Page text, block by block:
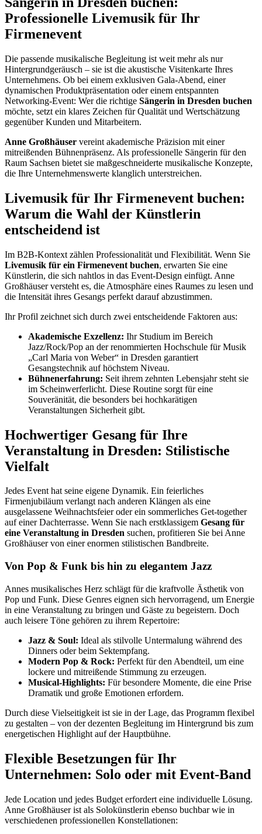
Professionelle Livemusik für Ihr
Firmenevent
Die passende musikalische Begleitung ist weit mehr als nur
Hintergrundgeräusch – sie ist die akustische Visitenkarte Ihres
Unternehmens. Ob bei einem exklusiven Gala-Abend, einer
dynamischen Produktpräsentation oder einem entspannten
Networking-Event: Wer die richtige Sängerin in Dresden buchen
möchte, setzt ein klares Zeichen für Qualität und Wertschätzung
gegenüber Kunden und Mitarbeitern.
Anne Großhäuser vereint akademische Präzision mit einer
mitreißenden Bühnenpräsenz. Als professionelle Sängerin für den
Raum Sachsen bietet sie maßgeschneiderte musikalische Konzepte,
die Ihre Unternehmenswerte klanglich unterstreichen.
Livemusik für Ihr Firmenevent buchen:
Warum die Wahl der Künstlerin
entscheidend ist
Im B2B-Kontext zählen Professionalität und Flexibilität. Wenn Sie
Livemusik für ein Firmenevent buchen, erwarten Sie eine
Künstlerin, die sich nahtlos in das Event-Design einfügt. Anne
Großhäuser versteht es, die Atmosphäre eines Raumes zu lesen und
die Intensität ihres Gesangs perfekt darauf abzustimmen.
Ihr Profil zeichnet sich durch zwei entscheidende Faktoren aus:
Akademische Exzellenz: Ihr Studium im Bereich
Jazz/Rock/Pop an der renommierten Hochschule für Musik
„Carl Maria von Weber“ in Dresden garantiert
Gesangstechnik auf höchstem Niveau.
Bühnenerfahrung: Seit ihrem zehnten Lebensjahr steht sie
im Scheinwerferlicht. Diese Routine sorgt für eine
Souveränität, die besonders bei hochkarätigen
Veranstaltungen Sicherheit gibt.
Hochwertiger Gesang für Ihre
Veranstaltung in Dresden: Stilistische
Vielfalt
Jedes Event hat seine eigene Dynamik. Ein feierliches
Firmenjubiläum verlangt nach anderen Klängen als eine
ausgelassene Weihnachtsfeier oder ein sommerliches Get-together
auf einer Dachterrasse. Wenn Sie nach erstklassigem Gesang für
eine Veranstaltung in Dresden suchen, profitieren Sie bei Anne
Großhäuser von einer enormen stilistischen Bandbreite.
Von Pop & Funk bis hin zu elegantem Jazz
Annes musikalisches Herz schlägt für die kraftvolle Ästhetik von
Pop und Funk. Diese Genres eignen sich hervorragend, um Energie
in eine Veranstaltung zu bringen und Gäste zu begeistern. Doch
auch leisere Töne gehören zu ihrem Repertoire:
Jazz & Soul: Ideal als stilvolle Untermalung während des
Dinners oder beim Sektempfang.
Modern Pop & Rock: Perfekt für den Abendteil, um eine
lockere und mitreißende Stimmung zu erzeugen.
Musical-Highlights: Für besondere Momente, die eine Prise
Dramatik und große Emotionen erfordern.
Durch diese Vielseitigkeit ist sie in der Lage, das Programm flexibel
zu gestalten – von der dezenten Begleitung im Hintergrund bis zum
energetischen Highlight auf der Hauptbühne.
Flexible Besetzungen für Ihr
Unternehmen: Solo oder mit Event-Band
Jede Location und jedes Budget erfordert eine individuelle Lösung.
Anne Großhäuser ist als Solokünstlerin ebenso buchbar wie in
verschiedenen professionellen Konstellationen: